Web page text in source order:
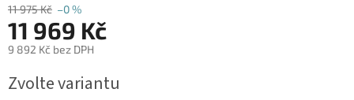
11 975 Kč –0 %
11 969 Kč
9 892 Kč bez DPH
cena:
Zvolte variantu